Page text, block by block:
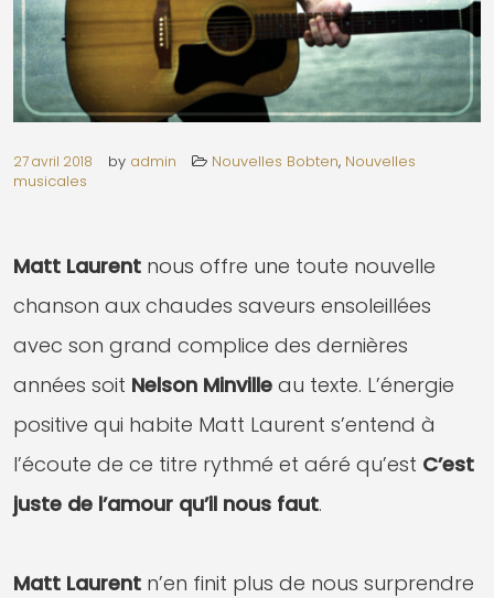
27 avril 2018 by admin Nouvelles Bobten, Nouvelles
musicales
Matt Laurent nous offre une toute nouvelle
chanson aux chaudes saveurs ensoleillées
avec son grand complice des dernières
années soit Nelson Minville au texte. L’énergie
positive qui habite Matt Laurent s’entend à
l’écoute de ce titre rythmé et aéré qu’est C’est
juste de l’amour qu’il nous faut.
Matt Laurent n’en finit plus de nous surprendre